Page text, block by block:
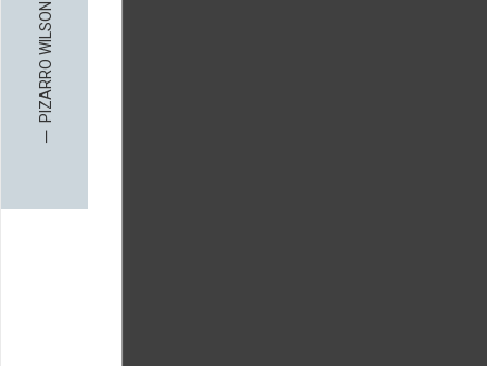
─
PIZARRO WILSON